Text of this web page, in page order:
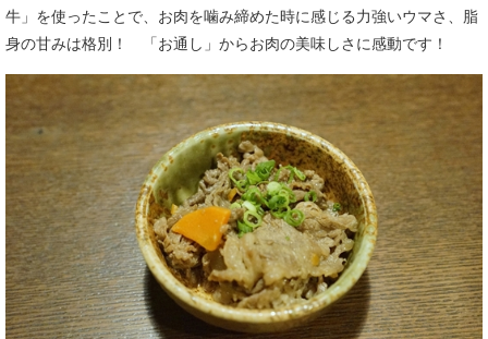
牛」を使ったことで、お肉を噛み締めた時に感じる力強いウマさ、脂
身の甘みは格別！ 「お通し」からお肉の美味しさに感動です！